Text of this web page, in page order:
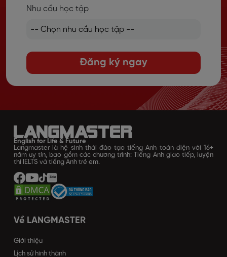
Nhu cầu học tập
Đăng ký ngay
English for Life & Future
Langmaster là hệ sinh thái đào tạo tiếng Anh toàn diện với 16+
năm uy tín, bao gồm các chương trình: Tiếng Anh giao tiếp, luyện
thi IELTS và tiếng Anh trẻ em.
Về LANGMASTER
Giới thiệu
Lịch sử hình thành